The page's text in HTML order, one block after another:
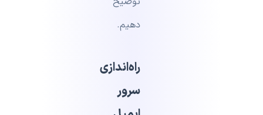
دهیم.
راه‌اندازی
سرور